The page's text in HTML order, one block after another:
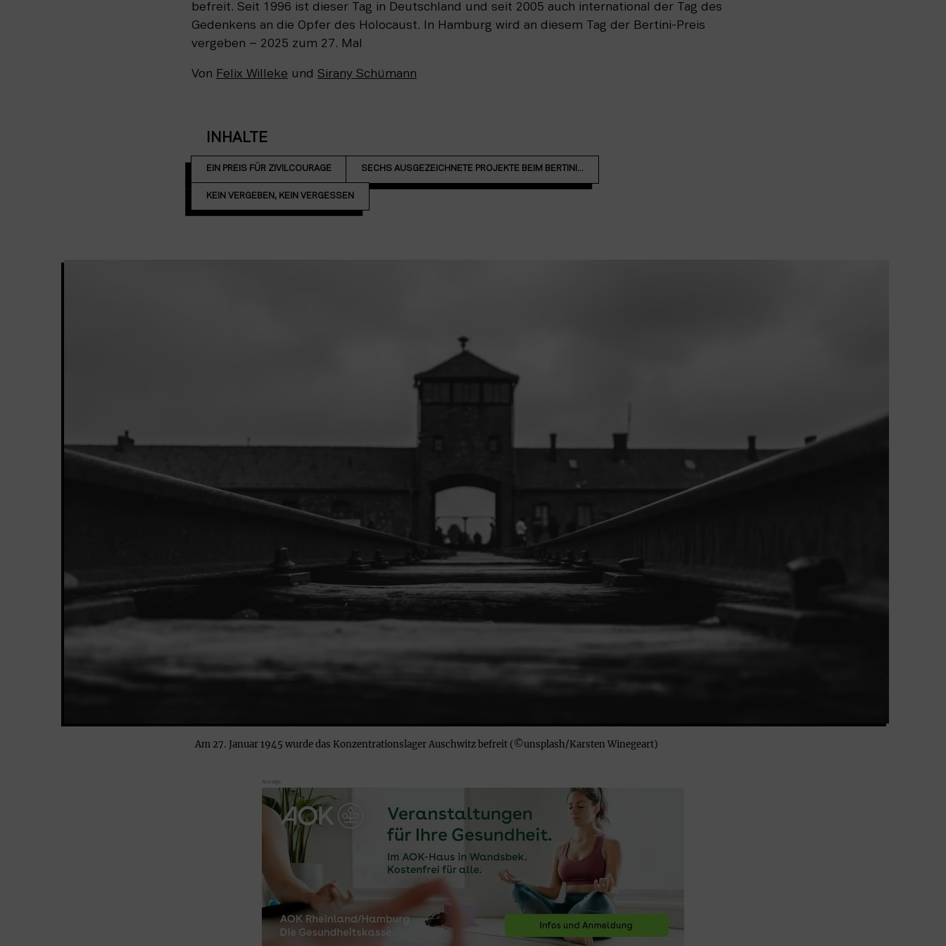
befreit. Seit 1996 ist dieser Tag in Deutschland und seit 2005 auch international der Tag des
Gedenkens an die Opfer des Holocaust. In Hamburg wird an diesem Tag der Bertini-Preis
vergeben – 2025 zum 27. Mal
Von Felix Willeke und Sirany Schümann
INHALTE
EIN PREIS FÜR ZIVILCOURAGE SECHS AUSGEZEICHNETE PROJEKTE BEIM BERTINI...
KEIN VERGEBEN, KEIN VERGESSEN
Am 27. Januar 1945 wurde das Konzentrationslager Auschwitz befreit (©unsplash/Karsten Winegeart)